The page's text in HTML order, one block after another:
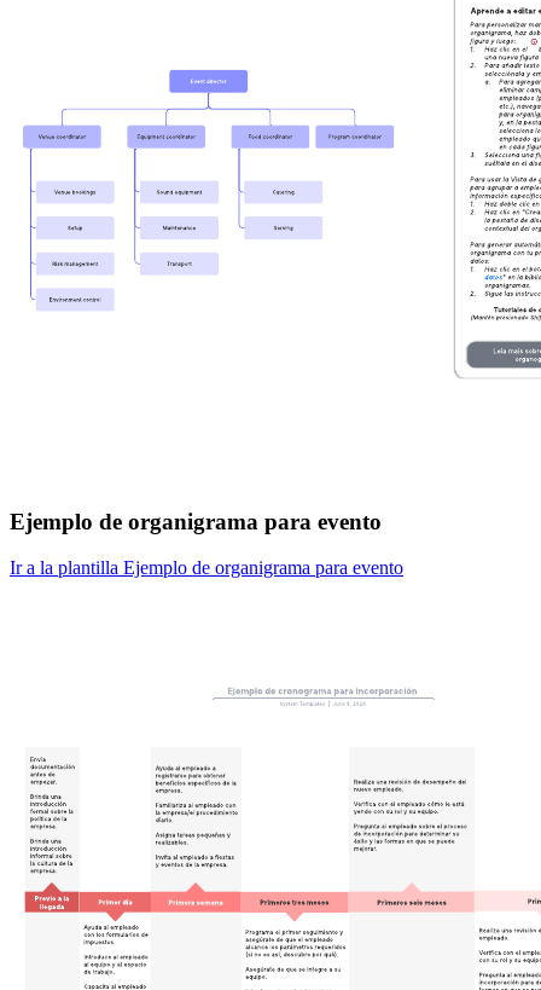
Ejemplo de organigrama para evento
Ir a la plantilla Ejemplo de organigrama para evento